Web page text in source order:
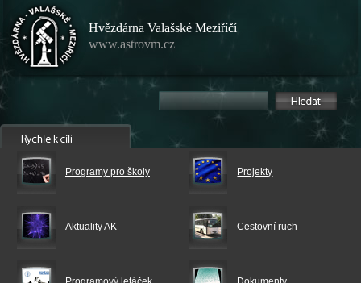
Hvězdárna Valašské Meziříčí
www.astrovm.cz
Programy pro školy Projekty
Aktuality AK Cestovní ruch